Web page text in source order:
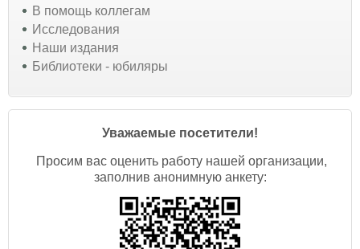
В помощь коллегам
Исследования
Наши издания
Библиотеки - юбиляры
Уважаемые посетители!
Просим вас оценить работу нашей организации,
заполнив анонимную анкету: